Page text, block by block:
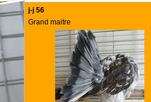
j-j 56
Grand maitre